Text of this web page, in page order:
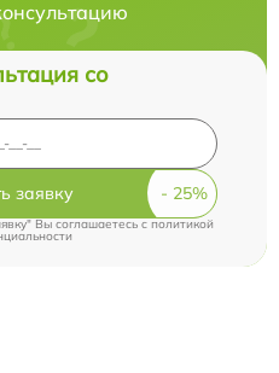
со
заявку
Вы соглашаетесь cполитикой